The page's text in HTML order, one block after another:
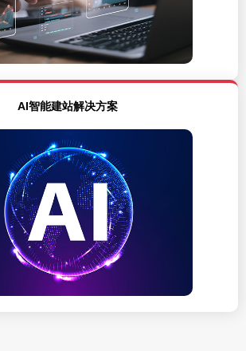
AI智能建站解决方案